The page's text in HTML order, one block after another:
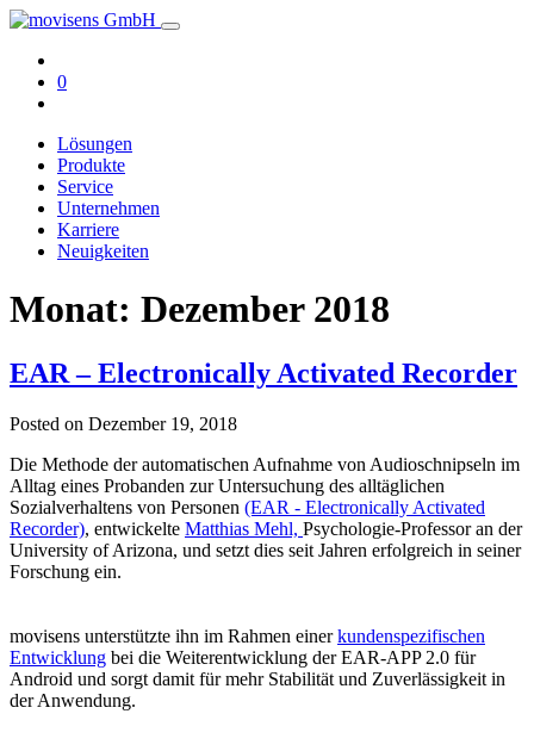
0
Lösungen
Produkte
Service
Unternehmen
Karriere
Neuigkeiten
Monat: Dezember 2018
EAR – Electronically Activated Recorder
Posted on Dezember 19, 2018
Die Methode der automatischen Aufnahme von Audioschnipseln im
Alltag eines Probanden zur Untersuchung des alltäglichen
Sozialverhaltens von Personen (EAR - Electronically Activated
Recorder), entwickelte Matthias Mehl, Psychologie-Professor an der
University of Arizona, und setzt dies seit Jahren erfolgreich in seiner
Forschung ein.
movisens unterstützte ihn im Rahmen einerkundenspezifischen
Entwicklung bei die Weiterentwicklung der EAR-APP 2.0 für
Android und sorgt damit für mehr Stabilität und Zuverlässigkeit in
der Anwendung.